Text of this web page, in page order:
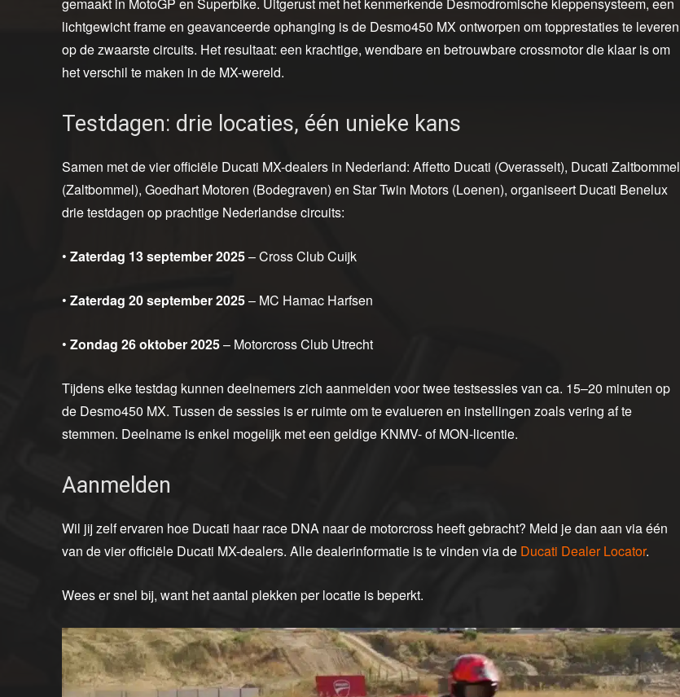
gemaakt in MotoGP en Superbike. Uitgerust met het kenmerkende Desmodromische kleppensysteem, een
lichtgewicht frame en geavanceerde ophanging is de Desmo450 MX ontworpen om topprestaties te leveren
op de zwaarste circuits. Het resultaat: een krachtige, wendbare en betrouwbare crossmotor die klaar is om
het verschil te maken in de MX-wereld.
Testdagen: drie locaties, één unieke kans
Samen met de vier officiële Ducati MX-dealers in Nederland: Affetto Ducati (Overasselt), Ducati Zaltbommel
(Zaltbommel), Goedhart Motoren (Bodegraven) en Star Twin Motors (Loenen), organiseert Ducati Benelux
drie testdagen op prachtige Nederlandse circuits:
• Zaterdag 13 september 2025– Cross Club Cuijk
• Zaterdag 20 september 2025– MC Hamac Harfsen
• Zondag 26 oktober 2025– Motorcross Club Utrecht
Tijdens elke testdag kunnen deelnemers zich aanmelden voor twee testsessies van ca. 15–20 minuten op
de Desmo450 MX. Tussen de sessies is er ruimte om te evalueren en instellingen zoals vering af te
stemmen. Deelname is enkel mogelijk met een geldige KNMV- of MON-licentie.
Aanmelden
Wil jij zelf ervaren hoe Ducati haar race DNA naar de motorcross heeft gebracht? Meld je dan aan via één
van de vier officiële Ducati MX-dealers. Alle dealerinformatie is te vinden via de Ducati Dealer Locator.
Wees er snel bij, want het aantal plekken per locatie is beperkt.